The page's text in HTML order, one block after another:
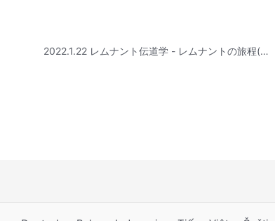
2022.1.22 レムナント伝道学 - レムナントの旅程(詩78：70-72)